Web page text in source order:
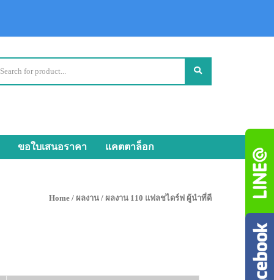
ขอใบเสนอราคา แคตตาล็อก
Home / ผลงาน / ผลงาน 110 แฟลชไดร์ฟ ผู้นำที่ดี